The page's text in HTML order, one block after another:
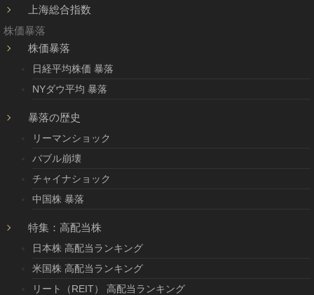
上海総合指数
株価暴落
株価暴落
日経平均株価 暴落
NYダウ平均 暴落
暴落の歴史
リーマンショック
バブル崩壊
チャイナショック
中国株 暴落
特集：高配当株
日本株 高配当ランキング
米国株 高配当ランキング
リート（REIT） 高配当ランキング